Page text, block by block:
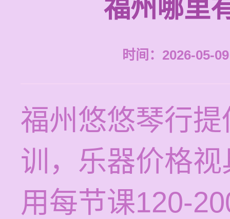
福州哪里
时间：2026-05-
福州悠悠琴行
训，乐器价格
用每节课120-